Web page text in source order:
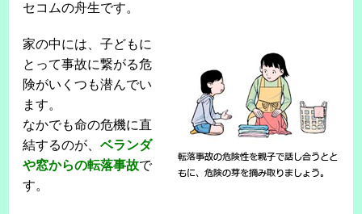
セコムの舟生です。
家の中には、子どもに
とって事故に繋がる危
険がいくつも潜んでい
ます。
なかでも命の危機に直
結するのが、ベランダ
や窓からの転落事故で
す。